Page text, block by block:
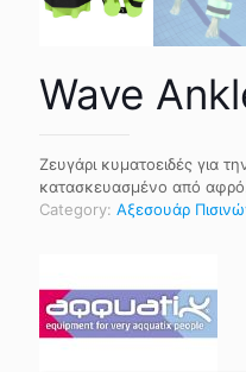
Wave
Ζευγάρι κυματοειδές για
κατασκευασμένο από
Category: Αξεσουάρ